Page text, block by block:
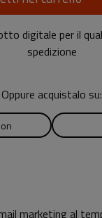
digitale per il
spedizione
Oppure acquistalo su:
marketing al